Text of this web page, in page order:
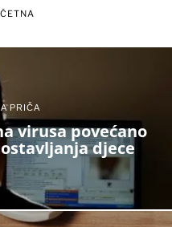
PRIČA
virusa povećano
djece